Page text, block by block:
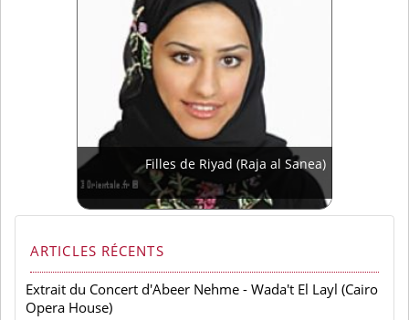
Filles de Riyad (Raja al Sanea)
ARTICLES RÉCENTS
Extrait du Concert d'Abeer Nehme - Wada't El Layl (Cairo
Opera House)